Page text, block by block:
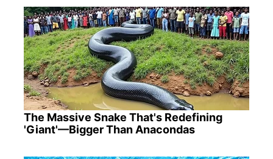
The Massive Snake That's Redefining
'Giant'—Bigger Than Anacondas